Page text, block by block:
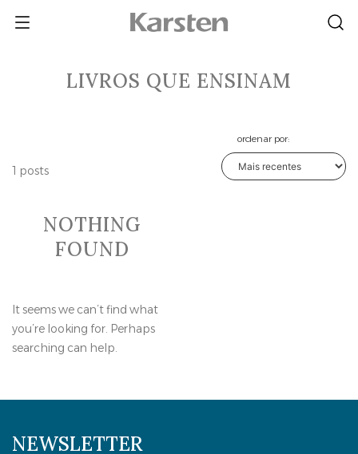
LIVROS QUE ENSINAM
1 posts
ordenar por:
NOTHING
FOUND
It seems we can’t find what
you’re looking for. Perhaps
searching can help.
NEWSLETTER